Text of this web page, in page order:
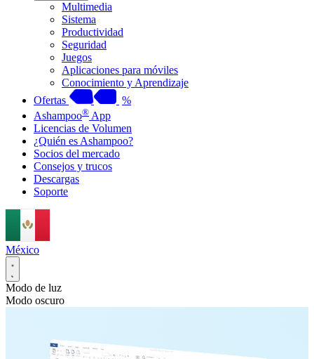
Multimedia
Sistema
Productividad
Seguridad
Juegos
Aplicaciones para móviles
Conocimiento y Aprendizaje
Ofertas
%
Ashampoo® App
Licencias de Volumen
¿Quién es Ashampoo?
Socios del mercado
Consejos y trucos
Descargas
Soporte
México
Modo de luz
Modo oscuro